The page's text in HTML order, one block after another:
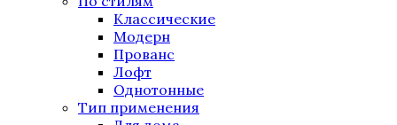
Классические
Модерн
Прованс
Лофт
Однотонные
Тип применения